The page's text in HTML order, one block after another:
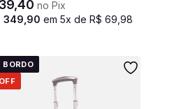
,40 no Pix
349 90 em5x deR$ 69 ,98
BORDO
OFF